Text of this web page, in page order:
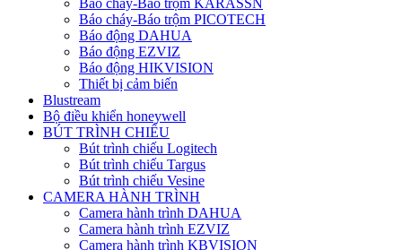
Báo cháy-Báo trộm PICOTECH
Báo động DAHUA
Báo động EZVIZ
Báo động HIKVISION
Thiết bị cảm biến
Blustream
Bộ điều khiển honeywell
BÚT TRÌNH CHIẾU
Bút trình chiếu Logitech
Bút trình chiếu Targus
Bút trình chiếu Vesine
CAMERA HÀNH TRÌNH
Camera hành trình DAHUA
Camera hành trình EZVIZ
Camera hành trình KBVISION